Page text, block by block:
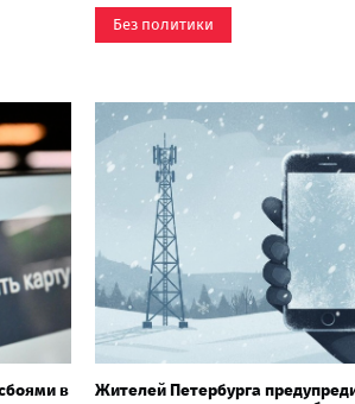
Без политики
в
Жителей Петербурга